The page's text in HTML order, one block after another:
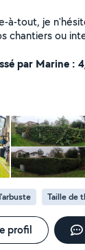
à-tout, je
chantiers ou
proposer des
de rendre vos
Je réponds à toute
Mes champs de
sur/sous évier -
complet - Dépannage
électronique ️ -
gouttières -
est
n'hésitez pas à
ou
par Marine :
Taille de
profil